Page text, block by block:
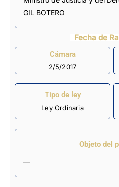
GIL BOTERO
Fecha de
Cámara
2/5/2017
Tipo de ley
Ley Ordinaria
Objeto del
—